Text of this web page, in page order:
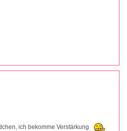
ich bekomme Verstärkung